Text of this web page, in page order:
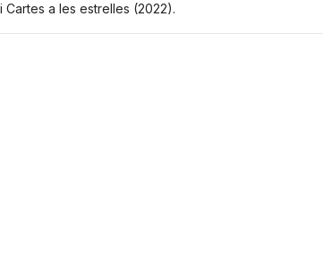
i Cartes a les estrelles (2022).